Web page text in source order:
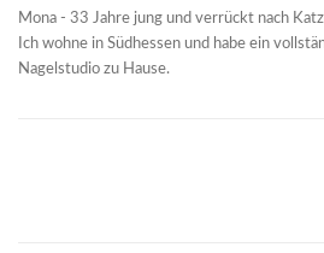
Mona - 33 Jahre jung und verrückt nach
Ich wohne in Südhessen und habe ein
Nagelstudio zu Hause.